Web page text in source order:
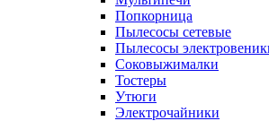
Попкорница
Пылесосы сетевые
Пылесосы
Соковыжималки
Тостеры
Утюги
Электрочайники